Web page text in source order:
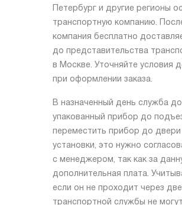
Петербург и другие регионы
транспортную компанию.
компания бесплатно
до представительства
в Москве. Уточняйте условия
при оформлении заказа.
В назначенный день служба
упакованный прибор до
переместить прибор до
установки, это нужно
с менеджером, так как за
дополнительная плата.
если он не проходит через
транспортной службы не